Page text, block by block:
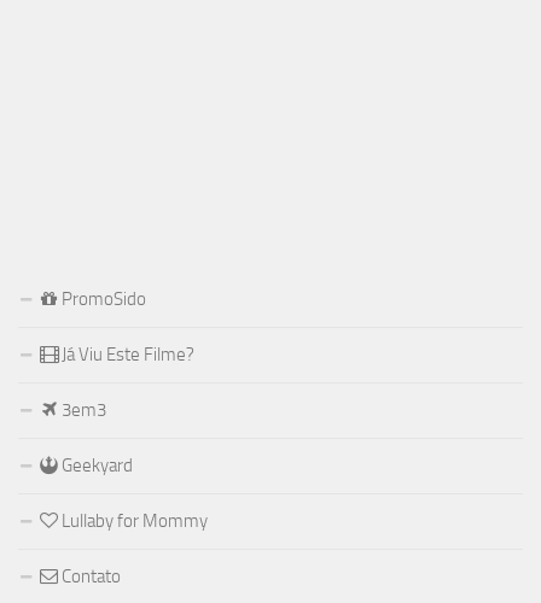
PromoSido
Já Viu Este Filme?
3em3
Geekyard
Lullaby for Mommy
Contato